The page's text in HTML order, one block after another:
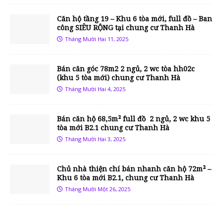
Căn hộ tầng 19 – Khu 6 tòa mới, full đồ – Ban
công SIÊU RỘNG tại chung cư Thanh Hà
Tháng Mười Hai 11, 2025
Bán căn góc 78m2 2 ngủ, 2 wc tòa hh02c
(khu 5 tòa mới) chung cư Thanh Hà
Tháng Mười Hai 4, 2025
Bán căn hộ 68,5m² full đồ 2 ngủ, 2 wc khu 5
tòa mới B2.1 chung cư Thanh Hà
Tháng Mười Hai 3, 2025
Chủ nhà thiện chí bán nhanh căn hộ 72m² –
Khu 6 tòa mới B2.1, chung cư Thanh Hà
Tháng Mười Một 26, 2025